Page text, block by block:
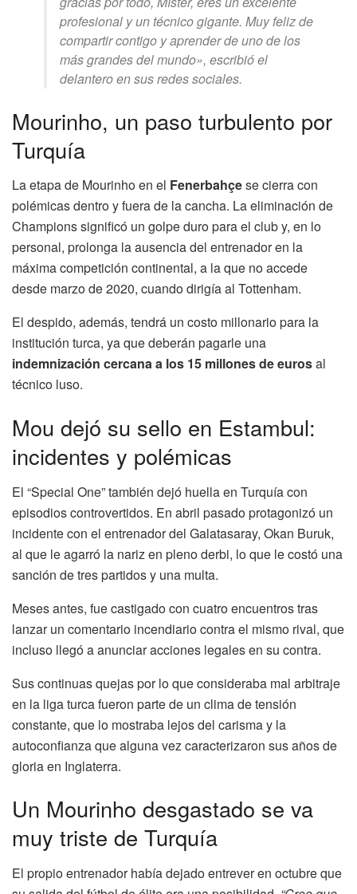
profesional y un técnico gigante. Muy feliz de
compartir contigo y aprender de uno de los
más grandes del mundo», escribió el
delantero en sus redes sociales.
Mourinho, un paso turbulento por
Turquía
La etapa de Mourinho en el Fenerbahçese cierra con
polémicas dentro y fuera de la cancha. La eliminación de
Champions significó un golpe duro para el club y, en lo
personal, prolonga la ausencia del entrenador en la
máxima competición continental, a la que no accede
desde marzo de 2020, cuando dirigía al Tottenham.
El despido, además, tendrá un costo millonario para la
institución turca, ya que deberán pagarle una
indemnización cercana a los 15 millones de eurosal
técnico luso.
Mou dejó su sello en Estambul:
incidentes y polémicas
El “Special One” también dejó huella en Turquía con
episodios controvertidos. En abril pasado protagonizó un
incidente con el entrenador del Galatasaray, Okan Buruk,
al que le agarró la nariz en pleno derbi, lo que le costó una
sanción de tres partidos y una multa.
Meses antes, fue castigado con cuatro encuentros tras
lanzar un comentario incendiario contra el mismo rival, que
incluso llegó a anunciar acciones legales en su contra.
Sus continuas quejas por lo que consideraba mal arbitraje
en la liga turca fueron parte de un clima de tensión
constante, que lo mostraba lejos del carisma y la
autoconfianza que alguna vez caracterizaron sus años de
gloria en Inglaterra.
Un Mourinho desgastado se va
muy triste de Turquía
El propio entrenador había dejado entrever en octubre que